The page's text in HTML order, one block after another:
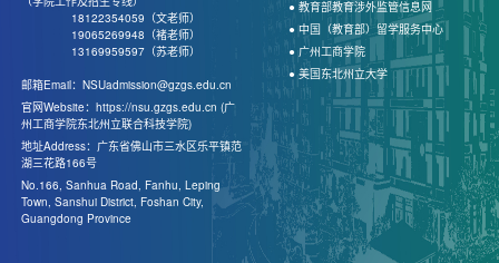
18122354059（文老师）
19065269948（褚老师）
13169959597（苏老师）
邮箱Email：NSUadmission@gzgs.edu.cn
官网Website：https://nsu.gzgs.edu.cn (广
州工商学院东北州立联合科技学院)
地址Address：广东省佛山市三水区乐平镇范
湖三花路166号
No.166, Sanhua Road, Fanhu, Leping
Town, Sanshui District, Foshan City,
Guangdong Province
● 教育部教育涉外监管信息网
● 中国（教育部）留学服务中心
● 广州工商学院
● 美国东北州立大学